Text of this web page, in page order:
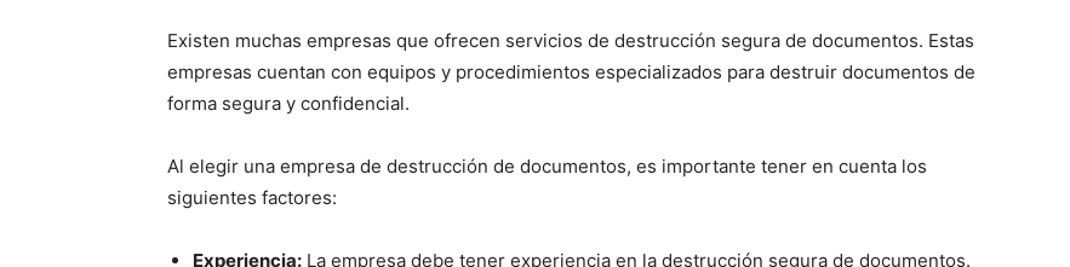
Existen muchas empresas que ofrecen servicios de destrucción segura de documentos. Estas
empresas cuentan con equipos y procedimientos especializados para destruir documentos de
forma segura y confidencial.
Al elegir una empresa de destrucción de documentos, es importante tener en cuenta los
siguientes factores:
Experiencia: La empresa debe tener experiencia en la destrucción segura de documentos.